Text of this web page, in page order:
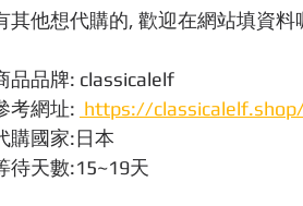
其他想代購的, 歡迎在網站填資料
品品牌: classicalelf
考網址: https://
購國家:日本
待天數:15~19天